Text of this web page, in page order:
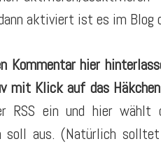
aktiviert ist es im Blog
Kommentar hier
mit Klick auf das
RSS ein und hier wählt
soll aus. (Natürlich